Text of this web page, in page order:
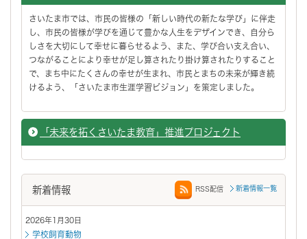
さいたま市では、市民の皆様の「新しい時代の新たな学び」に伴走
し、市民の皆様が学びを通じて豊かな人生をデザインでき、自分ら
しさを大切にして幸せに暮らせるよう、また、学び合い支え合い、
つながることにより幸せが足し算されたり掛け算されたりすること
で、まち中にたくさんの幸せが生まれ、市民とまちの未来が輝き続
けるよう、「さいたま市生涯学習ビジョン」を策定しました。
「未来を拓くさいたま教育」推進プロジェクト
新着情報 新着情報一覧
RSS配信
2026年1月30日
学校飼育動物